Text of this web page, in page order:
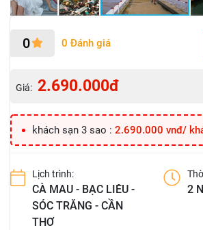
0 0 Đánh giá
Giá: 2.690.000đ
khách sạn 3 sao : 2.690.000 vnđ/
Lịch trình:
CÀ MAU - BẠC LIÊU -
SÓC TRĂNG - CẦN
THƠ
2